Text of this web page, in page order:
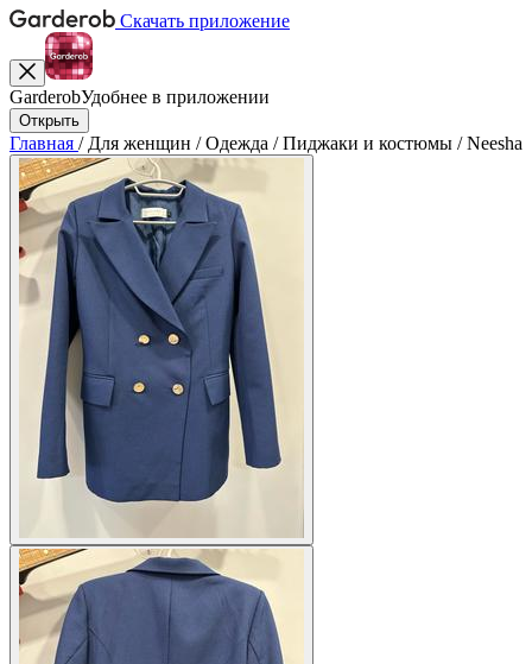
Скачать приложение
GarderobУдобнее в приложении
Открыть
Главная / Для женщин /Одежда /Пиджаки и костюмы /Neesha